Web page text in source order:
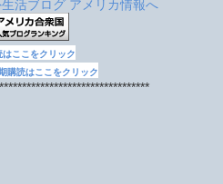
はここをクリック
購読はここをクリック